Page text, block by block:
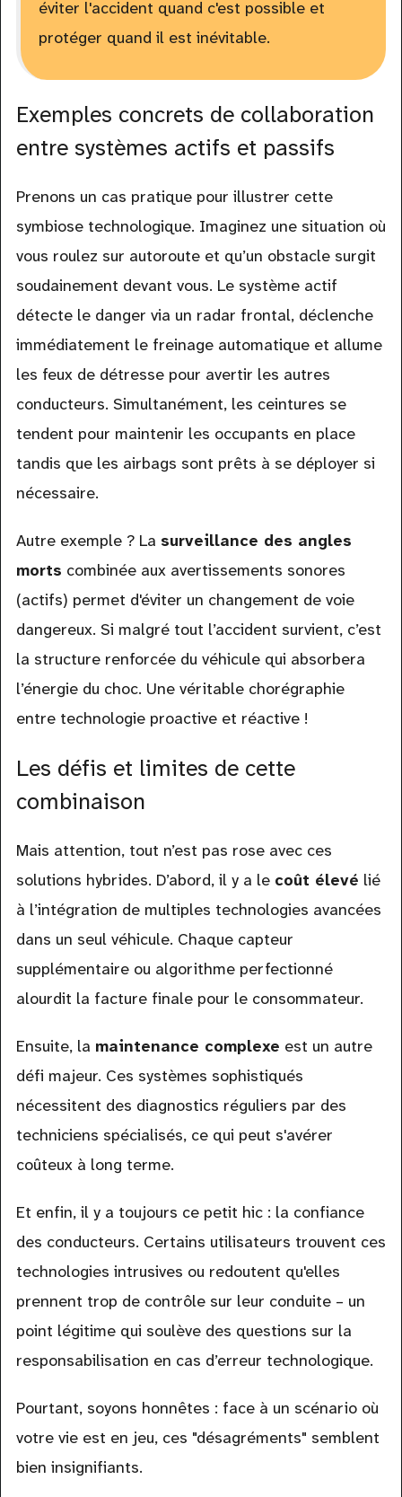
éviter l'accident quand c'est possible et
protéger quand il est inévitable.
Exemples concrets de collaboration
entre systèmes actifs et passifs
Prenons un cas pratique pour illustrer cette
symbiose technologique. Imaginez une situation où
vous roulez sur autoroute et qu’un obstacle surgit
soudainement devant vous. Le système actif
détecte le danger via un radar frontal, déclenche
immédiatement le freinage automatique et allume
les feux de détresse pour avertir les autres
conducteurs. Simultanément, les ceintures se
tendent pour maintenir les occupants en place
tandis que les airbags sont prêts à se déployer si
nécessaire.
Autre exemple ? La surveillance des angles
morts combinée aux avertissements sonores
(actifs) permet d'éviter un changement de voie
dangereux. Si malgré tout l’accident survient, c’est
la structure renforcée du véhicule qui absorbera
l’énergie du choc. Une véritable chorégraphie
entre technologie proactive et réactive !
Les défis et limites de cette
combinaison
Mais attention, tout n’est pas rose avec ces
solutions hybrides. D’abord, il y a le coût élevé lié
à l’intégration de multiples technologies avancées
dans un seul véhicule. Chaque capteur
supplémentaire ou algorithme perfectionné
alourdit la facture finale pour le consommateur.
Ensuite, la maintenance complexe est un autre
défi majeur. Ces systèmes sophistiqués
nécessitent des diagnostics réguliers par des
techniciens spécialisés, ce qui peut s'avérer
coûteux à long terme.
Et enfin, il y a toujours ce petit hic : la confiance
des conducteurs. Certains utilisateurs trouvent ces
technologies intrusives ou redoutent qu'elles
prennent trop de contrôle sur leur conduite – un
point légitime qui soulève des questions sur la
responsabilisation en cas d’erreur technologique.
Pourtant, soyons honnêtes : face à un scénario où
votre vie est en jeu, ces "désagréments" semblent
bien insignifiants.